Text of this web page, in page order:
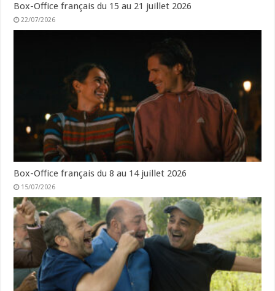
Box-Office français du 15 au 21 juillet 2026
22/07/2026
Box-Office français du 8 au 14 juillet 2026
15/07/2026